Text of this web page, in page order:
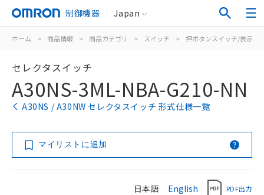
制御機器 Japan
ホーム > 商品情報 > 商品カテゴリ > スイッチ > 押ボタンスイッチ/表示灯
セレクタスイッチ
A30NS-3ML-NBA-G210-NN
A30NS / A30NW セレクタスイッチ 形式仕様一覧
マイリストに追加
日本語 English PDF出力